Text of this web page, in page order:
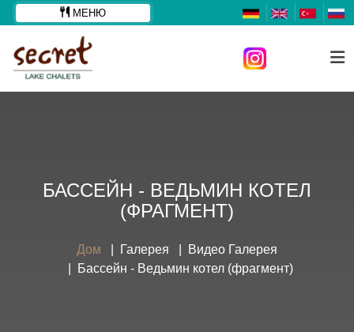
МЕНЮ
БАССЕЙН - ВЕДЬМИН КОТЕЛ
(ФРАГМЕНТ)
Дом Галерея
Видео Галерея
Бассейн - Ведьмин котел (фрагмент)